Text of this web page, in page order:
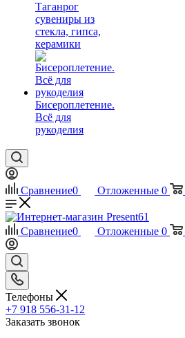
Таганрог
сувениры из
стекла, гипса,
керамики
Бисероплетение.
Всё для
рукоделия
Сравнение0 Отложенные 0
Сравнение0 Отложенные 0
Телефоны
+7 918 556-31-12
Заказать звонок